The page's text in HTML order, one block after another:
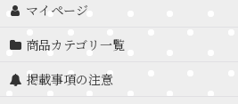
マイページ
商品カテゴリ一覧
掲載事項の注意